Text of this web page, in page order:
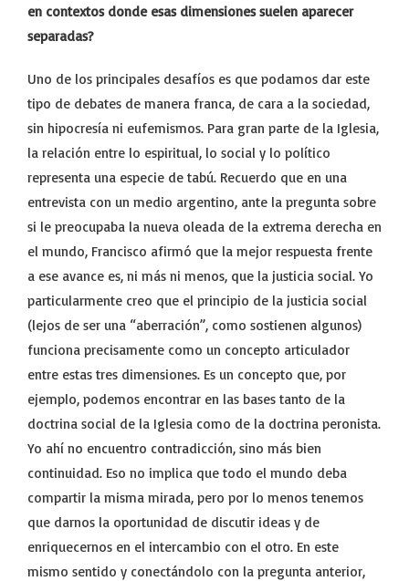
en contextos donde esas dimensiones suelen aparecer
separadas?
Uno de los principales desafíos es que podamos dar este
tipo de debates de manera franca, de cara a la sociedad,
sin hipocresía ni eufemismos. Para gran parte de la Iglesia,
la relación entre lo espiritual, lo social y lo político
representa una especie de tabú. Recuerdo que en una
entrevista con un medio argentino, ante la pregunta sobre
si le preocupaba la nueva oleada de la extrema derecha en
el mundo, Francisco afirmó que la mejor respuesta frente
a ese avance es, ni más ni menos, que la justicia social. Yo
particularmente creo que el principio de la justicia social
(lejos de ser una “aberración”, como sostienen algunos)
funciona precisamente como un concepto articulador
entre estas tres dimensiones. Es un concepto que, por
ejemplo, podemos encontrar en las bases tanto de la
doctrina social de la Iglesia como de la doctrina peronista.
Yo ahí no encuentro contradicción, sino más bien
continuidad. Eso no implica que todo el mundo deba
compartir la misma mirada, pero por lo menos tenemos
que darnos la oportunidad de discutir ideas y de
enriquecernos en el intercambio con el otro. En este
mismo sentido y conectándolo con la pregunta anterior,